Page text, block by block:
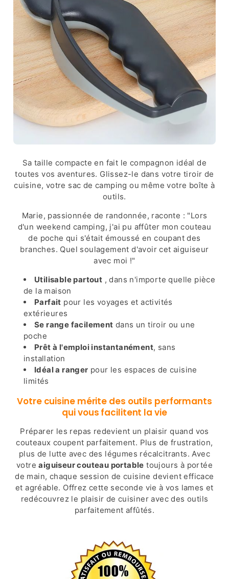
Sa taille compacte en fait le compagnon idéal de
toutes vos aventures. Glissez-le dans votre tiroir de
cuisine, votre sac de camping ou même votre boîte à
outils.
Marie, passionnée de randonnée, raconte : "Lors
d'un weekend camping, j'ai pu affûter mon couteau
de poche qui s'était émoussé en coupant des
branches. Quel soulagement d'avoir cet aiguiseur
avec moi !"
Utilisable partout , dans n'importe quelle pièce
de la maison
Parfait pour les voyages et activités
extérieures
Se range facilement dans un tiroir ou une
poche
Prêt à l'emploi instantanément, sans
installation
Idéal a ranger pour les espaces de cuisine
limités
Votre cuisine mérite des outils performants
qui vous facilitent la vie
Préparer les repas redevient un plaisir quand vos
couteaux coupent parfaitement. Plus de frustration,
plus de lutte avec des légumes récalcitrants. Avec
votreaiguiseur couteau portable toujours à portée
de main, chaque session de cuisine devient efficace
et agréable. Offrez cette seconde vie à vos lames et
redécouvrez le plaisir de cuisiner avec des outils
parfaitement affûtés.